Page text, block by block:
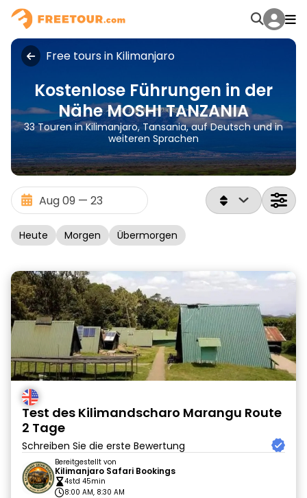
Free tours in Kilimanjaro
Kostenlose Führungen in der
Nähe MOSHI TANZANIA
33 Touren in Kilimanjaro, Tansania, auf Deutsch und in
weiteren Sprachen
Heute Morgen Übermorgen
Test des Kilimandscharo Marangu Route
2 Tage
Schreiben Sie die erste Bewertung
Bereitgestellt von
Kilimanjaro Safari Bookings
4std 45min
8:00 AM, 8:30 AM